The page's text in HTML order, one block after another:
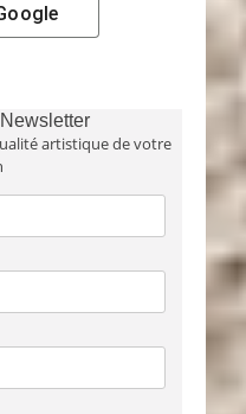
artistique de votre